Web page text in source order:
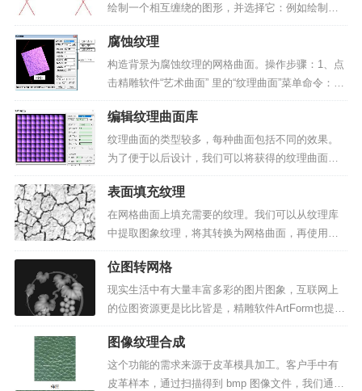
水平...
绘制一个相互缠绕的图形，并选择它：例如绘制如
图 1 所示的一个图形。▲图 12、点击精雕软件“艺术
曲面” 里的“纹理曲面”菜单命令，弹出“构造纹理曲面”
对话框，设置纹理类型。选择纹理类型为“缠绕...
腐蚀纹理
构造背景为腐蚀纹理的网格曲面。操作步骤：1、点
击精雕软件“艺术曲面” 里的“纹理曲面”菜单命令：在
弹出“构造纹理曲面”对话框里选择纹理类型为“腐蚀
纹理”，如图 1 所示。▲图 1 腐蚀纹理2、选择效果
库中基本的腐蚀效果：可以选择波浪效果或碎...
编辑纹理曲面库
纹理曲面的类型较多，每种曲面包括不同的效果。
为了便于以后设计，我们可以将获得的纹理曲面效
果保存下来，形成不同的效果库。精雕提供的效果
库编辑方法包括新图库、重命名、保存、删除等。
▲图 编辑纹理曲面库一、增加新图库修改纹理曲面
的构造参数后，用户...
表面填充纹理
在网格曲面上填充需要的纹理。我们可以从纹理库
中提取图象纹理，将其转换为网格曲面，再使用自
定义的方式将转换得到的纹理网格曲面填充到目标
网格曲面上，如图 1 和图 2所示。▲图 1 图象纹理
▲图 2 图象纹理转化成网格纹理曲面▲图 3 网格曲
面...
位图转网格
现实生活中有大量丰富多彩的图片图象，互联网上
的位图资源更是比比皆是，精雕软件ArtForm也提供
了各种丰富的纹理图象。图象纹理提供的位图转网
格功能便可以充分利用这些位图资源，将这些位图
图象转换为网格曲面（如图1和图2所示）。同时，
直接构造具...
图像纹理合成
这个功能的需求来源于皮革模具加工。客户手中有
皮革样本，通过扫描得到 bmp 图像文件，我们通常